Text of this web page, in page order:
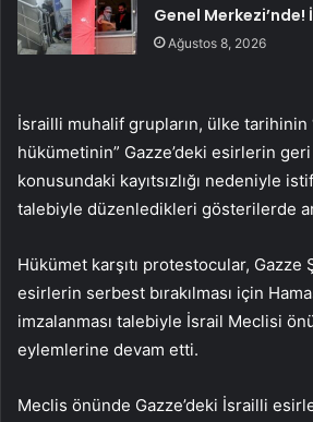
Genel
Ağustos 8, 2026
İsrailli muhalif grupların, ülke tarihinin
hükümetinin” Gazze’deki esirlerin
konusundaki kayıtsızlığı nedeniyle
talebiyle düzenledikleri gösterilerde
Hükümet karşıtı protestocular, Gazze
esirlerin serbest bırakılması için
imzalanması talebiyle İsrail Meclisi
eylemlerine devam etti.
Meclis önünde Gazze’deki İsrailli